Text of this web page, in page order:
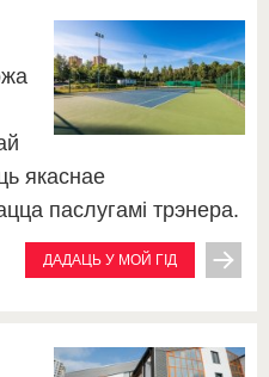
якаснае
паслугамі трэнера.
ДАДАЦЬ У МОЙ ГІД